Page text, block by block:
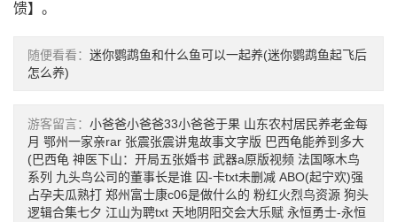
馈】。
随便看看： 迷你鹦鹉鱼和什么鱼可以一起养(迷你鹦鹉鱼起飞后
怎么养)
游客留言： 小爸爸小爸爸33小爸爸于果 山东农村居民养老金每
月 鄂州一家亲rar 张震张震讲鬼故事文字版 巴西龟能养到多大
(巴西龟 神医下山：开局五张婚书 武器a原版视频 法国啄木鸟
系列 九头鸟公司的董事长是谁 囚-卡txt未删减 ABO(起宁欢)强
占孕夫瓜熟打 郑州富士康c06是做什么的 粉红火烈鸟资源 狗头
逻辑合集七夕 江山为聘txt 天地阴阳交会大乐赋 永恒勇士-永恒